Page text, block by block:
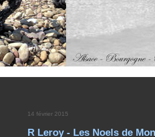
14 février 2015
R Leroy - Les Noels de